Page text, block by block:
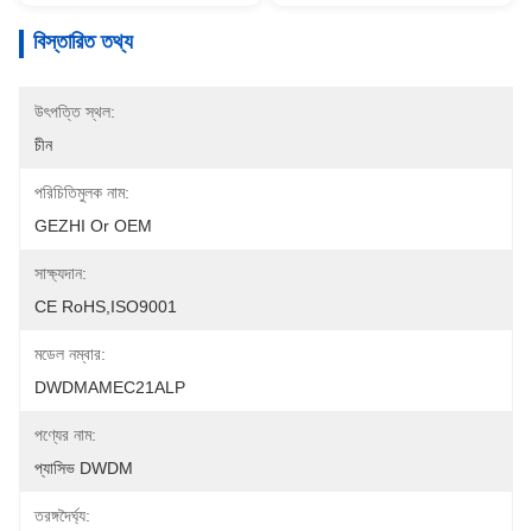
বিস্তারিত তথ্য
উৎপত্তি স্থল:
চীন
পরিচিতিমুলক নাম:
GEZHI Or OEM
সাক্ষ্যদান:
CE RoHS,ISO9001
মডেল নম্বার:
DWDMAMEC21ALP
পণ্যের নাম:
প্যাসিভ DWDM
তরঙ্গদৈর্ঘ্য: